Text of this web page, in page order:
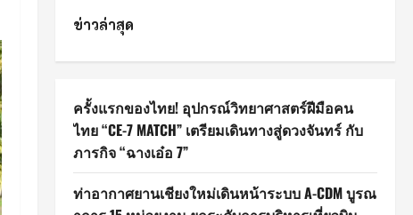
ข่าวล่าสุด
ครั้งแรกของไทย! อุปกรณ์วิทยาศาสตร์ฝีมือคน
ไทย “CE-7 MATCH” เตรียมเดินทางสู่ดวงจันทร์ กับ
ภารกิจ “ฉางเอ๋อ 7”
ท่าอากาศยานเชียงใหม่เดินหน้าระบบ A-CDM บูรณ